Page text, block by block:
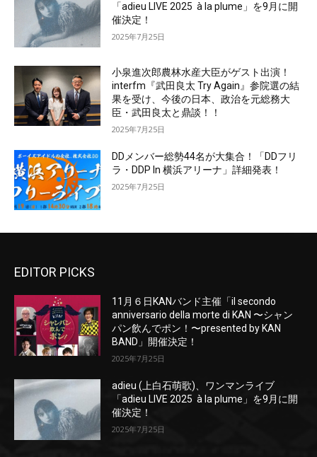
「adieu LIVE 2025 à la plume」を9月に開
催決定！
2025年7月25日
小泉進次郎農林水産大臣がゲスト出演！
interfm『武田良太 Try Again』参院選の結
果を受け、今後の日本、政治を元総務大
臣・武田良太と鼎談！！
2025年7月25日
DDメンバー総勢44名が大集合！「DDフリ
ラ・DDP In 横浜アリーナ」詳細発表！
2025年7月25日
EDITOR PICKS
11月６日KANバンド主催「il secondo
anniversario della morte di KAN 〜シャン
パン飲んでポン！〜presented by KAN
BAND」開催決定！
2025年7月25日
adieu (上白石萌歌)、ワンマンライブ
「adieu LIVE 2025 à la plume」を9月に開
催決定！
2025年7月25日